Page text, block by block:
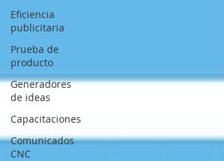
Eficiencia
publicitaria
Prueba de
producto
Generadores
de ideas
Capacitaciones
Comunicados
CNC